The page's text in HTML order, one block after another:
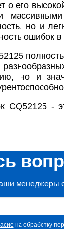
о его
но и
ошибок
но и
CQ52125
менеджеры
на обработку